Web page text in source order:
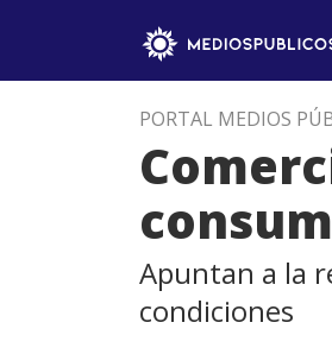
PORTAL MEDIOS
Apuntan a la
condiciones